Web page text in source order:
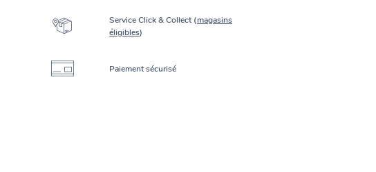
Service Click & Collect (magasins
éligibles)
Paiement sécurisé